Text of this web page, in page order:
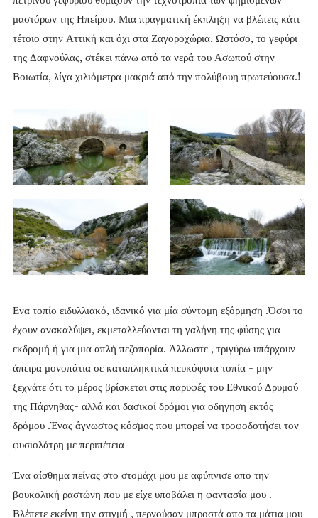
μαστόρων της Ηπείρου. Μια πραγματική έκπληξη να βλέπεις κάτι
τέτοιο στην Αττική και όχι στα Ζαγοροχώρια. Ωστόσο, το γεφύρι
της Δαφνούλας, στέκει πάνω από τα νερά του Ασωπού στην
Βοιωτία, λίγα χιλιόμετρα μακριά από την πολύβουη πρωτεύουσα.!
Ενα τοπίο ειδυλλιακό, ιδανικό για μία σύντομη εξόρμηση .Όσοι το
έχουν ανακαλύψει, εκμεταλλεύονται τη γαλήνη της φύσης για
εκδρομή ή για μια απλή πεζοπορία. Άλλωστε , τριγύρω υπάρχουν
άπειρα μονοπάτια σε καταπληκτικά πευκόφυτα τοπία - μην
ξεχνάτε ότι το μέρος βρίσκεται στις παρυφές του Εθνικού Δρυμού
της Πάρνηθας- αλλά και δασικοί δρόμοι για οδηγηση εκτός
δρόμου .Ένας άγνωστος κόσμος που μπορεί να τροφοδοτήσει τον
φυσιολάτρη με περιπέτεια
Ένα αίσθημα πείνας στο στομάχι μου με αφύπνισε απο την
βουκολική ραστώνη που με είχε υποβάλει η φαντασία μου .
Βλέπετε εκείνη την στιγμή , περνούσαν μπροστά απο τα μάτια μου